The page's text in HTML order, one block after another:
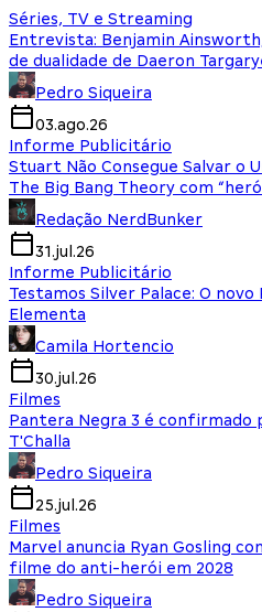
Séries, TV e Streaming
Entrevista: Benjamin
de dualidade de Daeron
Pedro Siqueira
03.ago.26
Informe Publicitário
Stuart Não Consegue Salvar o
The Big Bang Theory com
Redação NerdBunker
31.jul.26
Informe Publicitário
Testamos Silver Palace: O
Elementa
Camila Hortencio
30.jul.26
Filmes
Pantera Negra 3 é confirmado
T'Challa
Pedro Siqueira
25.jul.26
Filmes
Marvel anuncia Ryan Gosling
filme do anti-herói em 2028
Pedro Siqueira